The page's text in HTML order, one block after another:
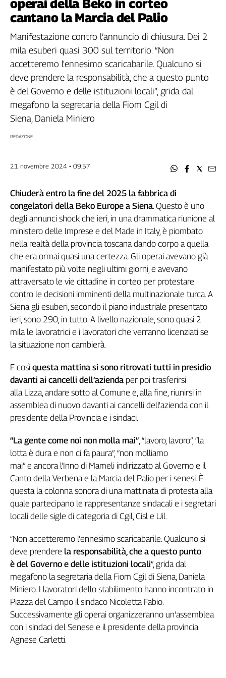
Filcams
Filctem
Fillea
Nidil
Slc
Inca
Speciali
G8
Genova,
il
sangue
della
ragione
120
anni
Collettiva
Academy
Play
Rubriche
Collettiva
Talk
La
Collettiva
Girasoli
Il
Sassolino
Linea
Economica
Tech
Easy
Inserti
Idea
Diffusa
InFlai
Le
trasmissioni
tv
operai della Beko in corteo
cantano la Marcia del Palio
Manifestazione contro l’annuncio di chiusura. Dei 2
mila esuberi quasi 300 sul territorio. “Non
accetteremo l'ennesimo scaricabarile. Qualcuno si
deve prendere la responsabilità, che a questo punto
è del Governo e delle istituzioni locali”, grida dal
megafono la segretaria della Fiom Cgil di
Siena, Daniela Miniero
REDAZIONE
21 novembre 2024 • 09:57
Chiuderà entro la fine del 2025 la fabbrica di
congelatori della Beko Europe a Siena. Questo è uno
degli annunci shock che ieri, in una drammatica riunione al
ministero delle Imprese e del Made in Italy, è piombato
nella realtà della provincia toscana dando corpo a quella
che era ormai quasi una certezza. Gli operai avevano già
manifestato più volte negli ultimi giorni, e avevano
attraversato le vie cittadine in corteo per protestare
contro le decisioni imminenti della multinazionale turca. A
Siena gli esuberi, secondo il piano industriale presentato
ieri, sono 290, in tutto. A livello nazionale, sono quasi 2
mila le lavoratrici e i lavoratori che verranno licenziati se
la situazione non cambierà.
E così questa mattina si sono ritrovati tutti in presidio
davanti ai cancelli dell’azienda per poi trasferirsi
alla Lizza, andare sotto al Comune e, alla fine, riunirsi in
assemblea di nuovo davanti ai cancelli dell'azienda con il
presidente della Provincia e i sindaci.
“La gente come noi non molla mai”, “lavoro, lavoro”, “la
lotta è dura e non ci fa paura”, “non molliamo
mai” e ancora l'Inno di Mameli indirizzato al Governo e il
Canto della Verbena e la Marcia del Palio per i senesi. È
questa la colonna sonora di una mattinata di protesta alla
quale partecipano le rappresentanze sindacali e i segretari
locali delle sigle di categoria di Cgil, Cisl e Uil.
“Non accetteremo l'ennesimo scaricabarile. Qualcuno si
deve prendere la responsabilità, che a questo punto
è del Governo e delle istituzioni locali”, grida dal
megafono la segretaria della Fiom Cgil di Siena, Daniela
Miniero. I lavoratori dello stabilimento hanno incontrato in
Piazza del Campo il sindaco Nicoletta Fabio.
Successivamente gli operai organizzeranno un'assemblea
con i sindaci del Senese e il presidente della provincia
Agnese Carletti.